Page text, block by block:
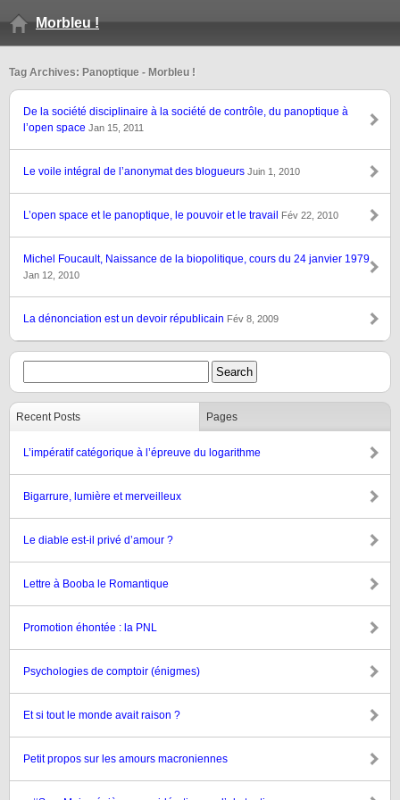
Morbleu !
Tag Archives: Panoptique - Morbleu !
De la société disciplinaire à la société de contrôle, du panoptique à
l’open space Jan 15, 2011
Le voile intégral de l’anonymat des blogueurs Juin 1, 2010
L’open space et le panoptique, le pouvoir et le travail Fév 22, 2010
Michel Foucault, Naissance de la biopolitique, cours du 24 janvier 1979
Jan 12, 2010
La dénonciation est un devoir républicain Fév 8, 2009
Recent Posts Pages
L’impératif catégorique à l’épreuve du logarithme
Bigarrure, lumière et merveilleux
Le diable est-il privé d’amour ?
Lettre à Booba le Romantique
Promotion éhontée : la PNL
Psychologies de comptoir (énigmes)
Et si tout le monde avait raison ?
Petit propos sur les amours macroniennes